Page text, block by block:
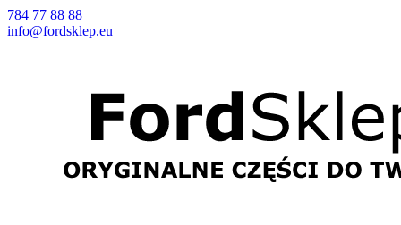
784 77 88 88
info@fordsklep.eu